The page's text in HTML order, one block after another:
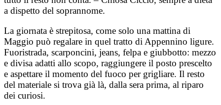
a dispetto del soprannome.
La giornata è strepitosa, come solo una mattina di
Maggio può regalare in quel tratto di Appennino ligure.
Fuoristrada, scarponcini, jeans, felpa e giubbotto: mezzo
e divisa adatti allo scopo, raggiungere il posto prescelto
e aspettare il momento del fuoco per grigliare. Il resto
del materiale si trova già là, dalla sera prima, al riparo
dei curiosi.